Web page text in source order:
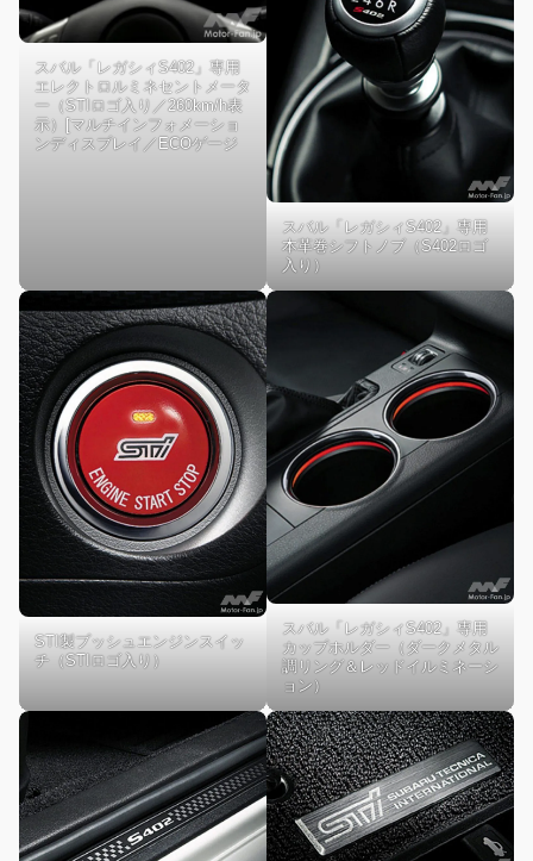
スバル「レガシィS402」専用
エレクトロルミネセントメータ
ー（STIロゴ入り／260km/h表
示）[マルチインフォメーショ
ンディスプレイ／ECOゲージ
スバル「レガシィS402」専用
本革巻シフトノブ（S402ロゴ
入り）
STI製プッシュエンジンスイッ
チ（STIロゴ入り）
スバル「レガシィS402」専用
カップホルダー（ダークメタル
調リング＆レッドイルミネーシ
ョン）